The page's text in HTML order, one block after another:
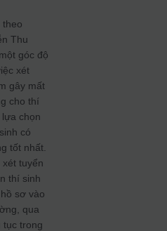
theo
Thu
góc độ
xét
gây mất
cho thí
chọn
có
tốt nhất.
xét tuyển
thí sinh
sơ vào
qua
tục trong